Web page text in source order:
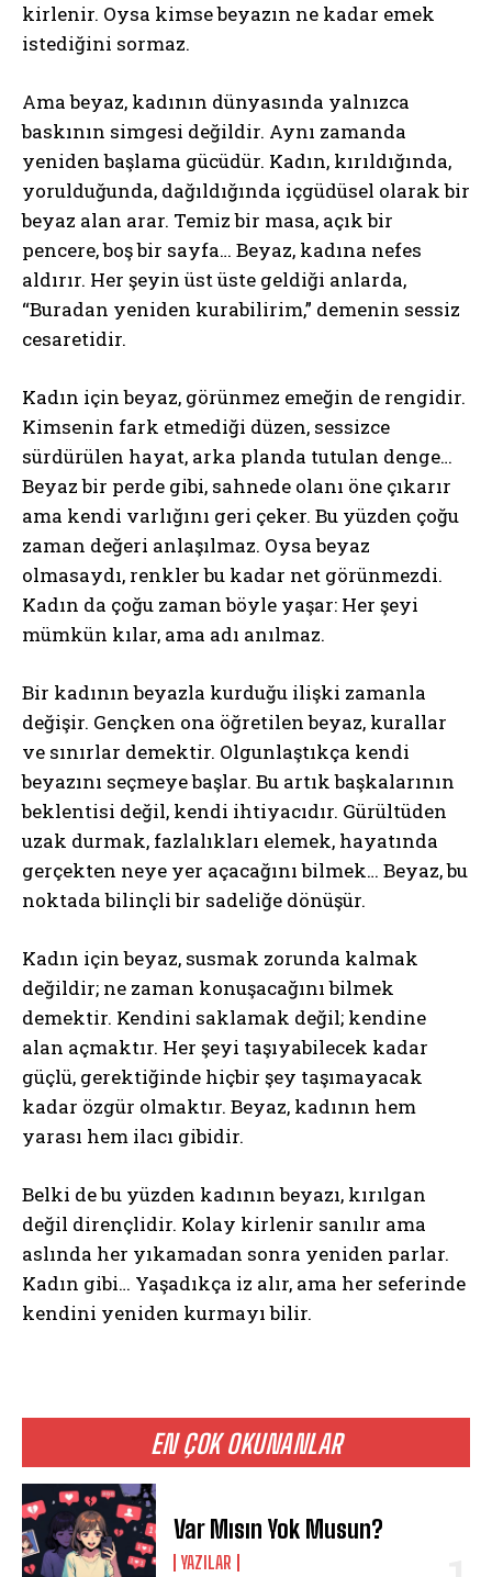
EN ÇOK OKUNANLAR
Var Mısın Yok Musun?
YAZILAR
kirlenir. Oysa kimse beyazın ne kadar emek
istediğini sormaz.
Ama beyaz, kadının dünyasında yalnızca
baskının simgesi değildir. Aynı zamanda
yeniden başlama gücüdür. Kadın, kırıldığında,
yorulduğunda, dağıldığında içgüdüsel olarak bir
beyaz alan arar. Temiz bir masa, açık bir
pencere, boş bir sayfa… Beyaz, kadına nefes
aldırır. Her şeyin üst üste geldiği anlarda,
“Buradan yeniden kurabilirim,” demenin sessiz
cesaretidir.
Kadın için beyaz, görünmez emeğin de rengidir.
Kimsenin fark etmediği düzen, sessizce
sürdürülen hayat, arka planda tutulan denge…
Beyaz bir perde gibi, sahnede olanı öne çıkarır
ama kendi varlığını geri çeker. Bu yüzden çoğu
zaman değeri anlaşılmaz. Oysa beyaz
olmasaydı, renkler bu kadar net görünmezdi.
Kadın da çoğu zaman böyle yaşar: Her şeyi
mümkün kılar, ama adı anılmaz.
Bir kadının beyazla kurduğu ilişki zamanla
değişir. Gençken ona öğretilen beyaz, kurallar
ve sınırlar demektir. Olgunlaştıkça kendi
beyazını seçmeye başlar. Bu artık başkalarının
beklentisi değil, kendi ihtiyacıdır. Gürültüden
uzak durmak, fazlalıkları elemek, hayatında
gerçekten neye yer açacağını bilmek… Beyaz, bu
noktada bilinçli bir sadeliğe dönüşür.
Kadın için beyaz, susmak zorunda kalmak
değildir; ne zaman konuşacağını bilmek
demektir. Kendini saklamak değil; kendine
alan açmaktır. Her şeyi taşıyabilecek kadar
güçlü, gerektiğinde hiçbir şey taşımayacak
kadar özgür olmaktır. Beyaz, kadının hem
yarası hem ilacı gibidir.
Belki de bu yüzden kadının beyazı, kırılgan
değil dirençlidir. Kolay kirlenir sanılır ama
aslında her yıkamadan sonra yeniden parlar.
Kadın gibi… Yaşadıkça iz alır, ama her seferinde
kendini yeniden kurmayı bilir.